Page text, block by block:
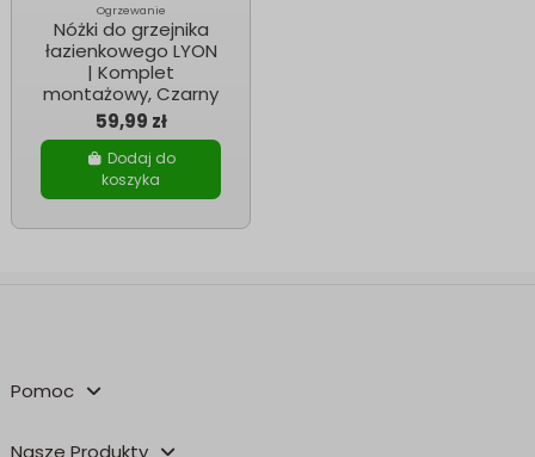
Ogrzewanie
Nóżki do grzejnika
łazienkowego LYON
| Komplet
montażowy, Czarny
59,99 zł
Dodaj do
koszyka
Pomoc
Nasze Produkty